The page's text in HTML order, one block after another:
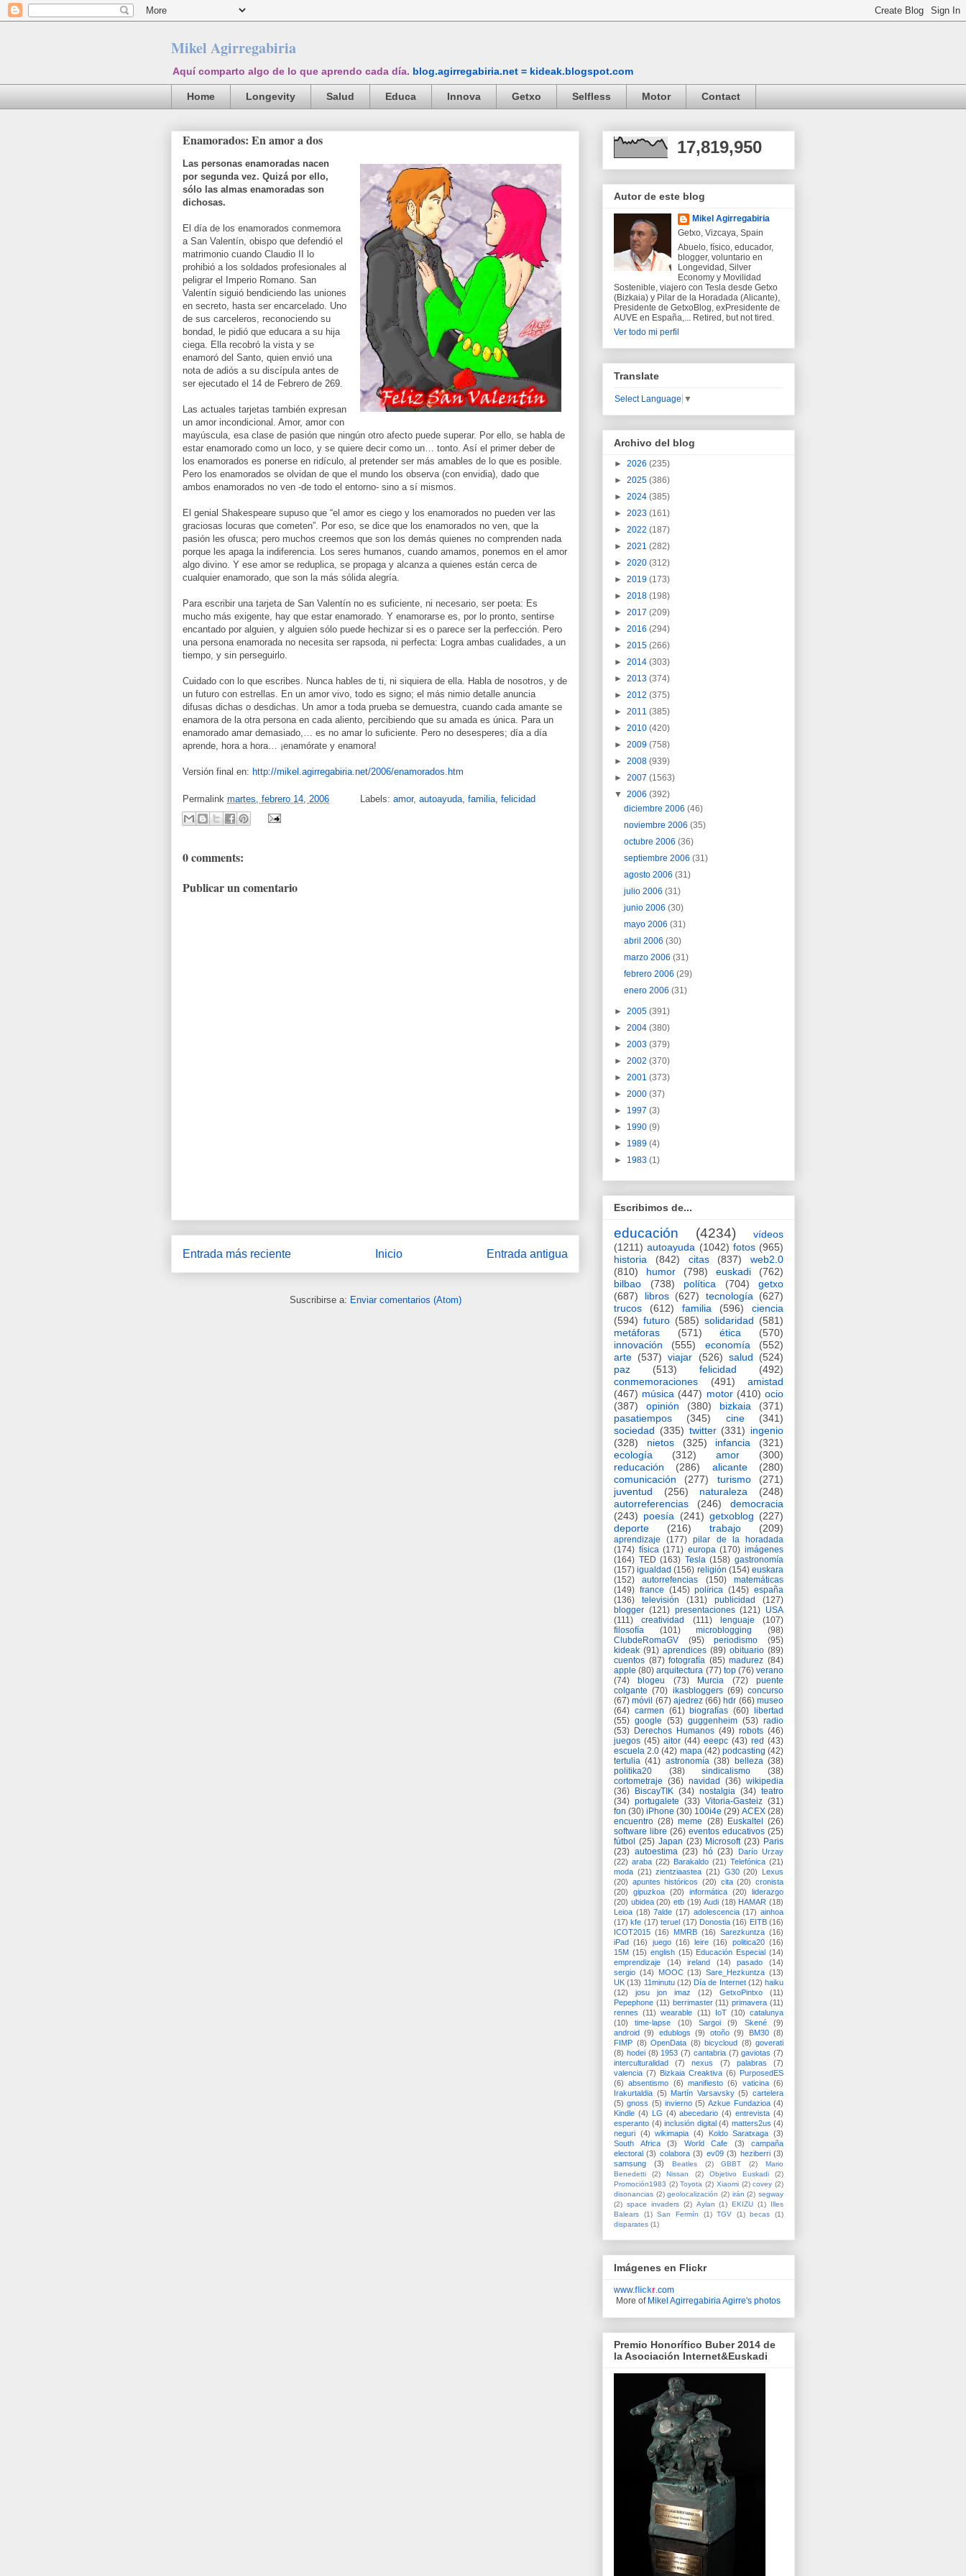
Mikel Agirregabiria
Aquí comparto algo de lo que aprendo cada día. blog.agirregabiria.net = kideak.blogspot.com
Home Longevity Salud Educa Innova Getxo Selfless Motor Contact
Enamorados: En amor a dos
Las personas enamoradas nacen
por segunda vez. Quizá por ello,
sólo las almas enamoradas son
dichosas.
El día de los enamorados conmemora
a San Valentín, obispo que defendió el
matrimonio cuando Claudio II lo
prohibió a los soldados profesionales al
peligrar el Imperio Romano. San
Valentín siguió bendiciendo las uniones
en secreto, hasta ser encarcelado. Uno
de sus carceleros, reconociendo su
bondad, le pidió que educara a su hija
ciega. Ella recobró la vista y se
enamoró del Santo, quien envió una
nota de adiós a su discípula antes de
ser ejecutado el 14 de Febrero de 269.
Las actuales tarjetas también expresan
un amor incondicional. Amor, amor con
mayúscula, esa clase de pasión que ningún otro afecto puede superar. Por ello, se habla de
estar enamorado como un loco, y se quiere decir como un… tonto. Así el primer deber de
los enamorados es ponerse en ridículo, al pretender ser más amables de lo que es posible.
Pero los enamorados se olvidan de que el mundo los observa (con envidia), dado que
ambos enamorados no ven -de todo el entorno- sino a sí mismos.
El genial Shakespeare supuso que “el amor es ciego y los enamorados no pueden ver las
graciosas locuras que cometen”. Por eso, se dice que los enamorados no ven, que la
pasión les ofusca; pero muchos creemos que son los demás quienes no comprenden nada
porque les apaga la indiferencia. Los seres humanos, cuando amamos, ponemos en el amor
algo divino. Y ese amor se reduplica, se propaga y alcanza a quienes están cerca de
cualquier enamorado, que son la más sólida alegría.
Para escribir una tarjeta de San Valentín no es suficiente, ni necesario, ser poeta: Es
mucho más exigente, hay que estar enamorado. Y enamorarse es, por lo pronto, sentirse
encantado por alguien, y alguien sólo puede hechizar si es o parece ser la perfección. Pero
una persona enamorada no necesita ser rapsoda, ni perfecta: Logra ambas cualidades, a un
tiempo, y sin perseguirlo.
Cuidado con lo que escribes. Nunca hables de ti, ni siquiera de ella. Habla de nosotros, y de
un futuro con estrellas. En un amor vivo, todo es signo; el más nimio detalle anuncia
difusas dichas o desdichas. Un amor a toda prueba se demuestra, cuando cada amante se
enamora de la otra persona en cada aliento, percibiendo que su amada es única. Para un
enamorado amar demasiado,… es no amar lo suficiente. Pero no desesperes; día a día
aprende, hora a hora… ¡enamórate y enamora!
Versión final en: http://mikel.agirregabiria.net/2006/enamorados.htm
Permalink martes, febrero 14, 2006 Labels: amor, autoayuda, familia, felicidad
0 comments:
Publicar un comentario
Entrada más reciente Entrada antigua
Inicio
Suscribirse a: Enviar comentarios (Atom)
17,819,950
Autor de este blog
Mikel Agirregabiria
Getxo, Vizcaya, Spain
Abuelo, físico, educador,
blogger, voluntario en
Longevidad, Silver
Economy y Movilidad
Sostenible, viajero con Tesla desde Getxo
(Bizkaia) y Pilar de la Horadada (Alicante),
Presidente de GetxoBlog, exPresidente de
AUVE en España,... Retired, but not tired.
Ver todo mi perfil
Translate
Select Language ▼
Archivo del blog
► 2026 (235)
► 2025 (386)
► 2024 (385)
► 2023 (161)
► 2022 (187)
► 2021 (282)
► 2020 (312)
► 2019 (173)
► 2018 (198)
► 2017 (209)
► 2016 (294)
► 2015 (266)
► 2014 (303)
► 2013 (374)
► 2012 (375)
► 2011 (385)
► 2010 (420)
► 2009 (758)
► 2008 (939)
► 2007 (1563)
▼ 2006 (392)
diciembre 2006(46)
noviembre 2006(35)
octubre 2006(36)
septiembre 2006(31)
agosto 2006(31)
julio 2006(31)
junio 2006(30)
mayo 2006(31)
abril 2006(30)
marzo 2006(31)
febrero 2006(29)
enero 2006(31)
► 2005 (391)
► 2004 (380)
► 2003 (379)
► 2002 (370)
► 2001 (373)
► 2000 (37)
► 1997 (3)
► 1990 (9)
► 1989 (4)
► 1983 (1)
Escribimos de...
educación (4234)
vídeos
(1211) autoayuda (1042) fotos (965)
historia
(842) citas (837)
web2.0
(810)
humor (798) euskadi
(762)
bilbao
(738) política (704)
getxo
(687)
libros (627) tecnología
(627)
trucos
(612) familia (596)
ciencia
(594) futuro (585) solidaridad (581)
metáforas
(571) ética
(570)
innovación
(555) economía
(552)
arte (537) viajar (526) salud
(524)
paz
(513) felicidad
(492)
conmemoraciones
(491)
amistad
(467) música (447) motor (410) ocio
(387)
opinión (380) bizkaia
(371)
pasatiempos
(345) cine
(341)
sociedad (335) twitter (331) ingenio
(328)
nietos (325) infancia
(321)
ecología
(312) amor
(300)
reducación
(286) alicante
(280)
comunicación
(277) turismo
(271)
juventud
(256) naturaleza
(248)
autorreferencias
(246)
democracia
(243) poesía (241) getxoblog (227)
deporte
(216) trabajo (209)
aprendizaje (177)
pilar de la horadada
(174) física (171) europa (170) imágenes
(164) TED (163) Tesla (158) gastronomía
(157) igualdad (156) religión (154) euskara
(152)
autorrefencias (150)
matemáticas
(149) france (145) polírica (145) españa
(136)
televisión (131) publicidad
(127)
blogger (121) presentaciones (121) USA
(111)
creatividad (111) lenguaje
(107)
filosofía
(101) microblogging
(98)
ClubdeRomaGV
(95) periodismo
(95)
kideak (91) aprendices (89) obituario (89)
cuentos (87) fotografía (85) madurez (84)
apple (80) arquitectura (77) top (76) verano
(74)
blogeu (73) Murcia (72)
puente
colgante (70) ikasbloggers (69) concurso
(67) móvil (67) ajedrez (66) hdr (66) museo
(64) carmen (61) biografías (60)
libertad
(55) google (53) guggenheim (53) radio
(53) Derechos Humanos (49) robots (46)
juegos (45) aitor (44) eeepc (43) red (43)
escuela 2.0 (42) mapa (42) podcasting (42)
tertulia (41) astronomía (38) belleza (38)
politika20
(38) sindicalismo
(38)
cortometraje (36) navidad (36) wikipedia
(36)
BiscayTIK (34) nostalgia (34) teatro
(34) portugalete (33) Vitoria-Gasteiz (31)
fon (30) iPhone (30) 100i4e (29) ACEX (28)
encuentro (28) meme (28) Euskaltel
(26)
software libre (26) eventos educativos (25)
fútbol (25) Japan (23) Microsoft (23) Paris
(23) autoestima (23) hó (23)
Darío Urzay
(22) araba (22) Barakaldo (21) Telefónica (21)
moda (21) zientziaastea (21) G30 (20)
Lexus
(20) apuntes históricos (20) cita (20) cronista
(20)
gipuzkoa (20) informática (20)
liderazgo
(20) ubidea (20) etb (19) Audi (18) HAMAR (18)
Leioa (18) 7alde (17) adolescencia (17) ainhoa
(17) kfe (17) teruel (17) Donostia (16) EITB (16)
ICOT2015 (16) MMRB (16) Sarezkuntza (16)
iPad (16) juego (16) leire (16) politica20 (16)
15M (15) english (15) Educación Especial (14)
emprendizaje
(14) ireland (14) pasado
(14)
sergio (14) MOOC (13) Sare_Hezkuntza (13)
UK (13) 11minutu (12) Día de Internet (12) haiku
(12)
josu jon imaz (12) GetxoPintxo
(11)
Pepephone (11) berrimaster (11) primavera (11)
rennes (11) wearable (11) IoT (10) catalunya
(10)
time-lapse (10) Sargoi (9) Skené
(9)
android (9) edublogs (9) otoño (9) BM30 (8)
FIMP (8) OpenData (8) bicycloud (8) goverati
(8) hodei (8) 1953 (7) cantabria (7) gaviotas (7)
interculturalidad
(7) nexus (7) palabras
(7)
valencia (7) Bizkaia Creaktiva (6) PurposedES
(6)
absentismo (6) manifiesto (6) vaticina (6)
Irakurtaldia (5) Martín Varsavsky (5) cartelera
(5) gnoss (5) invierno (5) Azkue Fundazioa (4)
Kindle (4) LG (4) abecedario (4) entrevista (4)
esperanto (4) inclusión digital (4) matters2us (4)
neguri (4) wikimapia (4) Koldo Saratxaga (3)
South Africa
(3) World Cafe (3)
campaña
electoral (3) colabora (3) ev09 (3) heziberri (3)
samsung
(3) Beatles (2) GBBT (2)
Mario
Benedetti
(2) Nissan (2) Objetivo Euskadi
(2)
Promoción1983 (2) Toyota (2) Xiaomi (2) covey (2)
disonancias (2) geolocalización (2) irán (2) segway
(2) space invaders (2) Aylan (1) EKIZU (1)
Illes
Balears
(1) San Fermín (1) TGV (1) becas
(1)
disparates (1)
Imágenes en Flickr
www.flickr .com
More of Mikel Agirregabiria Agirre's photos
Premio Honorífico Buber 2014 de
la Asociación Internet&Euskadi